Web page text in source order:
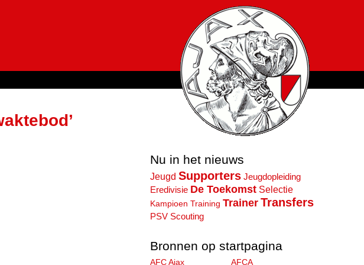
Nu in het nieuws
Jeugd Supporters Jeugdopleiding
Eredivisie De Toekomst Selectie
Kampioen Training Trainer Transfers
PSV Scouting
Bronnen op startpagina
AFC Ajax
AFCA